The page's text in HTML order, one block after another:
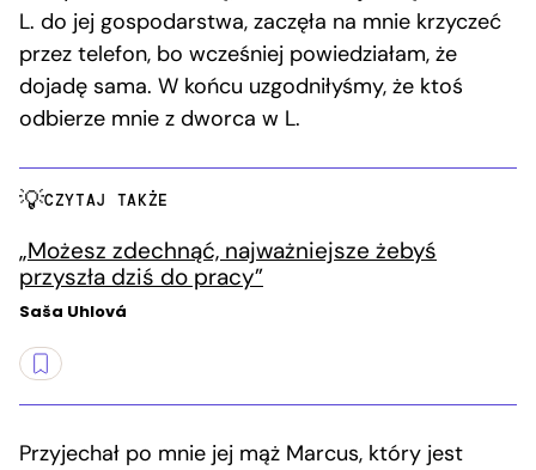
L. do jej gospodarstwa, zaczęła na mnie krzyczeć
przez telefon, bo wcześniej powiedziałam, że
dojadę sama. W końcu uzgodniłyśmy, że ktoś
odbierze mnie z dworca w L.
CZYTAJ TAKŻE
„Możesz zdechnąć, najważniejsze żebyś
przyszła dziś do pracy”
Saša Uhlová
Przyjechał po mnie jej mąż Marcus, który jest